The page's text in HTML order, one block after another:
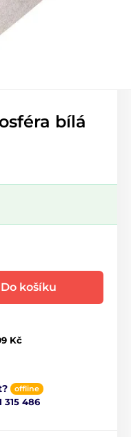
bílá
Do košíku
Kč
offline
315 486